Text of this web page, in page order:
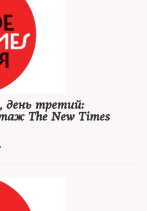
день третий:
The New Times